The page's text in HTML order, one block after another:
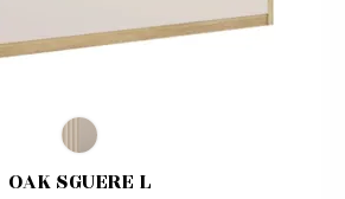
OAK SGUERE L